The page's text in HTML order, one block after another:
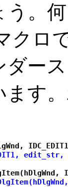
う。
クロ
ー
ます
edit_str,